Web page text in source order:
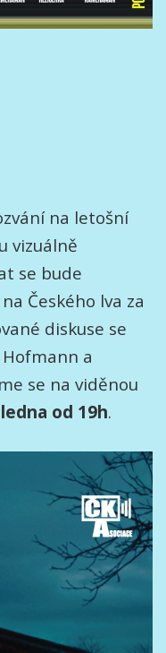
na letošní
vizuálně
se bude
Českého lva za
diskuse se
a
se na viděnou
od 19h.